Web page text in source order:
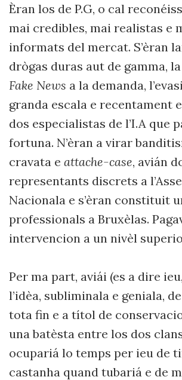
Èran los de P.G, o cal
mai credibles, mai realistas e
informats del mercat. S’èran
drògas duras aut de gamma,
Fake News a la demanda,
granda escala e recentament
dos especialistas de l’I.A que
fortuna. N’èran a virar
cravata e attache-case, avián
representants discrets a
Nacionala e s’èran constituit
professionals a Bruxèlas.
intervencion a un nivèl
Per ma part, aviái (es a dire
l’idèa, subliminala e geniala,
tota fin e a títol de
una batèsta entre los dos
ocupariá lo temps per ieu de
castanha quand tubariá e de